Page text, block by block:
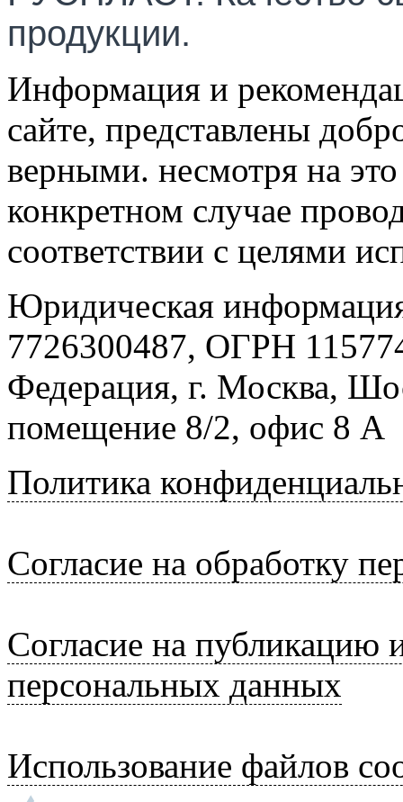
продукции.
Информация и
сайте, представлены
верными. несмотря на
конкретном случае
соответствии с целями
Юридическая
7726300487, ОГРН
Федерация, г. Москва,
помещение 8/2, офис 8 А
Политика
Согласие на обработку
Согласие на публикацию
персональных данных
Использование файлов